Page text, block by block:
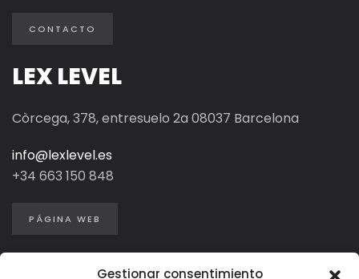
Gestionar consentimiento
CONTACTO
LEX LEVEL
Còrcega, 378, entresuelo 2a 08037 Barcelona
info@lexlevel.es
+34 663 150 848
PÁGINA WEB